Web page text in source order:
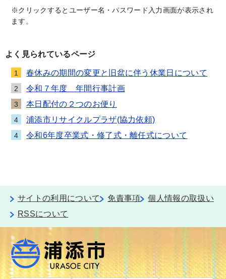
※クリックするとユーザー名・パスワード入力画面が表示され
ます。
よく見られているページ
1 春休みの期間の変更と旧盆に伴う休業日について
2 令和７年度 年間行事計画
3 本日配付の２つのお便り
4 浦添市リサイクルプラザ(協力依頼)
4 令和6年度卒業式・修了式・離任式について
サイトの利用について 免責事項
個人情報の取扱い
RSSについて